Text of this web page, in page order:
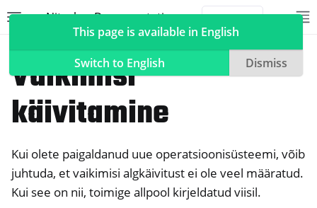
Nitrokey Documentation
navigation of NitroPad, NitroPC
navigation of Ubuntu
navigation of QubesOS
Vaikimisi
käivitamine
Kui olete paigaldanud uue operatsioonisüsteemi, võib
juhtuda, et vaikimisi algkäivitust ei ole veel määratud.
Kui see on nii, toimige allpool kirjeldatud viisil.
This page is available in English
Switch to English
Dismiss